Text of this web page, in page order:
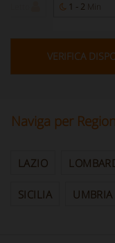
1 - 2 Min
VERIFICA
Naviga per
LAZIO
SICILIA UMBRIA